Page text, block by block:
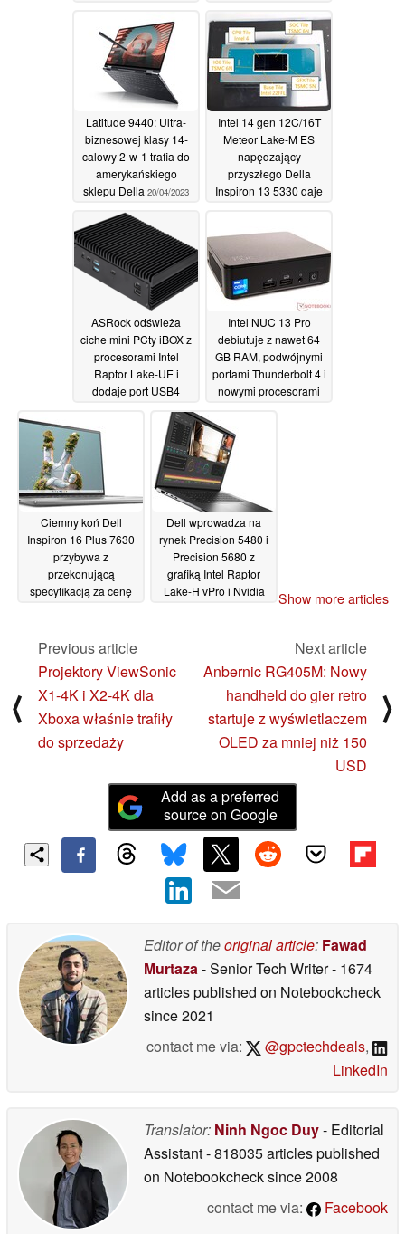
11/05/2023
zaczyna się od 1399
USD09/05/2023
Latitude 9440: Ultra-
biznesowej klasy 14-
calowy 2-w-1 trafia do
amerykańskiego
sklepu Della 20/04/2023
Intel 14 gen 12C/16T
Meteor Lake-M ES
napędzający
przyszłego Della
Inspiron 13 5330 daje
ASRock odświeża
ciche mini PCty iBOX z
procesorami Intel
Raptor Lake-UE i
dodaje port USB4
Intel NUC 13 Pro
debiutuje z nawet 64
GB RAM, podwójnymi
portami Thunderbolt 4 i
nowymi procesorami
Ciemny koń Dell
Inspiron 16 Plus 7630
przybywa z
przekonującą
specyfikacją za cenę
1100 USD26/03/2023
Dell wprowadza na
rynek Precision 5480 i
Precision 5680 z
grafiką Intel Raptor
Lake-H vPro i Nvidia
Show more articles
⟨
Previous article
Projektory ViewSonic
X1-4K i X2-4K dla
Xboxa właśnie trafiły
do sprzedaży
Next article
Anbernic RG405M: Nowy
handheld do gier retro
startuje z wyświetlaczem
OLED za mniej niż 150
USD
⟩
Add as a preferred
source on Google
Editor of theoriginal article: Fawad
Murtaza- Senior Tech Writer- 1674
articles published on Notebookcheck
since 2021
contact me via:
@gpctechdeals,
LinkedIn
Translator: Ninh Ngoc Duy- Editorial
Assistant- 818035 articles published
on Notebookchecksince 2008
contact me via:
Facebook